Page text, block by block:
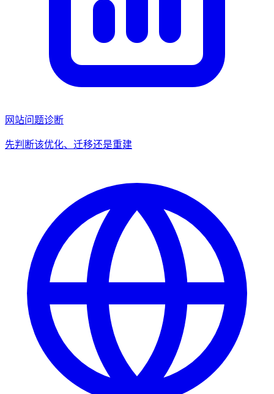
网站问题诊断
先判断该优化、迁移还是重建